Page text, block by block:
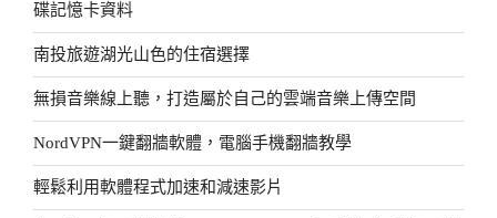
碟記憶卡資料
南投旅遊湖光山色的住宿選擇
無損音樂線上聽，打造屬於自己的雲端音樂上傳空間
NordVPN一鍵翻牆軟體，電腦手機翻牆教學
輕鬆利用軟體程式加速和減速影片